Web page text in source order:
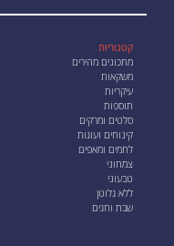
קטגוריות
מתכונים מהירים
משקאות
עיקריות
תוספות
סלטים ומרקים
קינוחים ועוגות
לחמים ומאפים
צמחוני
טבעוני
ללא גלוטן
שבת וחגים